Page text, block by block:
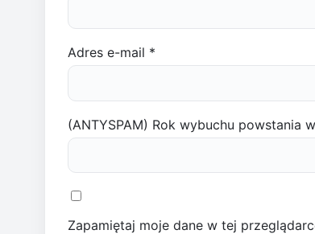
Adres e-mail *
(ANTYSPAM) Rok wybuchu powstania
Zapamiętaj moje dane w tej